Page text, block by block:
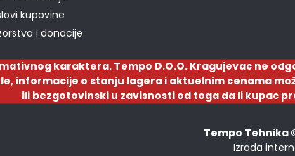
kupovine
i donacije
karaktera. Tempo D.O.O. Kragujevac ne
informacije o stanju lagera i aktuelnim cenama
ili bezgotovinski u zavisnosti od toga da li kupac
Tempo Tehnika
Izrada